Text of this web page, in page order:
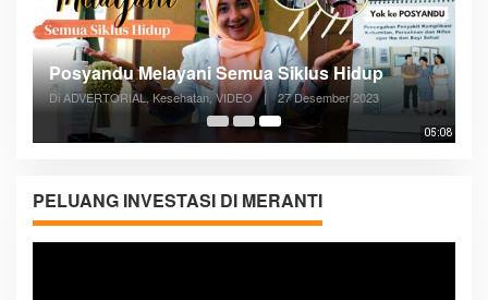
05:08
Posyandu Melayani Semua Siklus Hidup
Di ADVERTORIAL, Kesehatan, VIDEO | 27 Desember 2023
PELUANG INVESTASI DI MERANTI